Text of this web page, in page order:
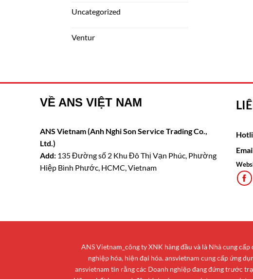
Uncategorized
Ventur
VỀ ANS VIỆT NAM
ANS Vietnam (Anh Nghi Son Service Trading Co.,
Ltd.)
Add: 135 Đường số 2 Khu Đô Thị Vạn Phúc, Phường
Hiệp Bình Phước, HCMC, Vietnam
ANS Vietnam_công ty XNK hàng đầu và là Nhà cung
nghiệp hóa, hiện đại hóa. ansvietnam cung cấp ứng
ansvietnam tin rằng các Doanh nghiệp đang đứng trước